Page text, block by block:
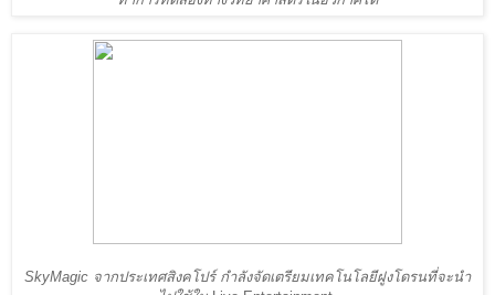
SkyMagic จากประเทศสิงคโปร์ กำลังจัดเตรียมเทคโนโลยีฝูงโดรนที่จะนำ